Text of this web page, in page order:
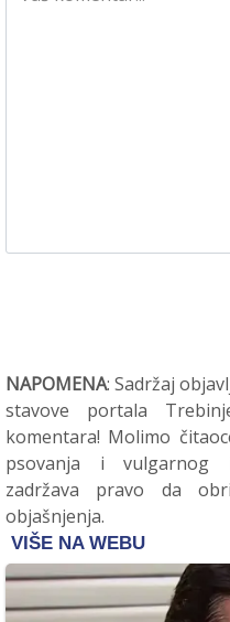
NAPOMENA: Sadržaj
stavove portala
komentara! Molimo
psovanja i vulgarnog
zadržava pravo da
objašnjenja.